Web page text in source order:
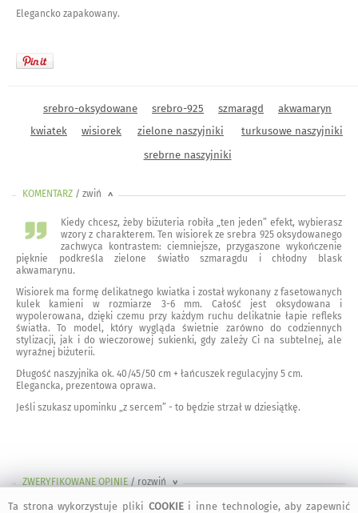
Elegancko zapakowany.
srebro-oksydowane srebro-925 szmaragd
akwamaryn
kwiatek
wisiorek zielone naszyjniki
turkusowe naszyjniki
srebrne naszyjniki
KOMENTARZ / zwiń <
Kiedy chcesz, żeby biżuteria robiła „ten jeden” efekt, wybierasz
wzory z charakterem. Ten wisiorek ze srebra 925 oksydowanego
zachwyca kontrastem: ciemniejsze, przygaszone wykończenie
pięknie podkreśla zielone światło szmaragdu i chłodny blask
akwamarynu.
Wisiorek ma formę delikatnego kwiatka i został wykonany z fasetowanych
kulek kamieni w rozmiarze 3-6 mm. Całość jest oksydowana i
wypolerowana, dzięki czemu przy każdym ruchu delikatnie łapie refleks
światła. To model, który wygląda świetnie zarówno do codziennych
stylizacji, jak i do wieczorowej sukienki, gdy zależy Ci na subtelnej, ale
wyraźnej biżuterii.
Długość naszyjnika ok. 40/45/50 cm + łańcuszek regulacyjny 5 cm.
Elegancka, prezentowa oprawa.
Jeśli szukasz upominku „z sercem” - to będzie strzał w dziesiątkę.
ZWERYFIKOWANE OPINIE / rozwiń >
Ta strona wykorzystuje pliki COOKIEi inne technologie, aby zapewnić